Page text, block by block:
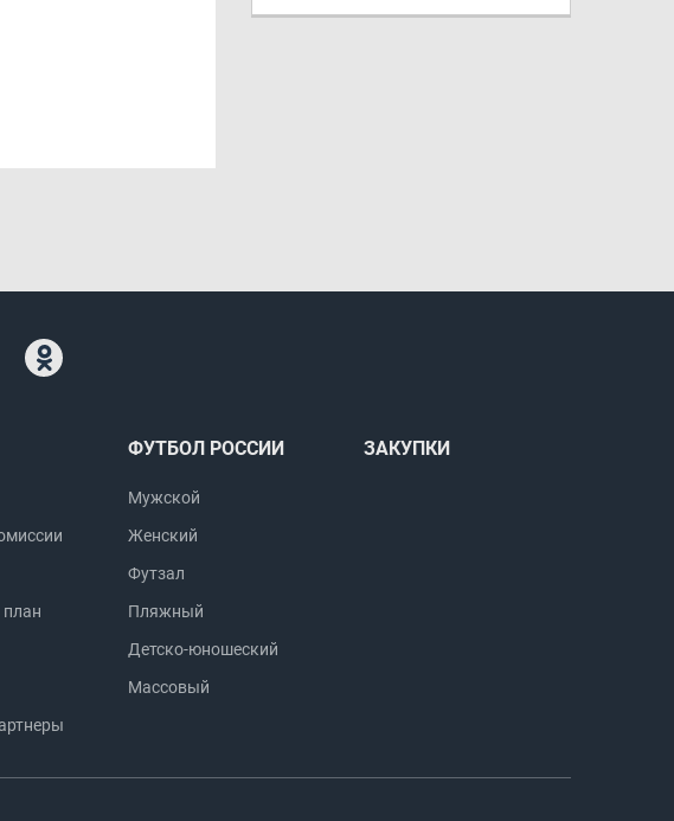
ФУТБОЛ РОССИИ
Мужской
Женский
Футзал
Пляжный
Детско-юношеский
Массовый
ЗАКУПКИ